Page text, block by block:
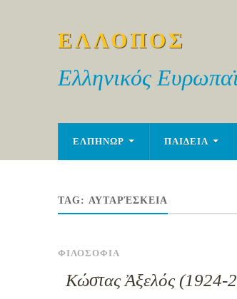
ΕΛΛΟΠΟΣ
Ελληνικός
ΕΛΠΗΝΩΡ ΠΑΙΔΕΙΑ
TAG: ΑΥΤΑΡΈΣΚΕΙΑ
ΦΙΛΟΣΟΦΙΑ
Κώστας Ἀξελός (1924-